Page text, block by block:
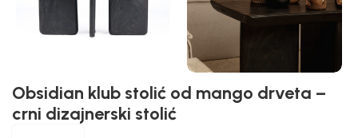
Obsidian klub stolić od mango drveta –
crni dizajnerski stolić